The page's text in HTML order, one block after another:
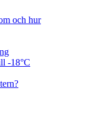
och hur
-18°C